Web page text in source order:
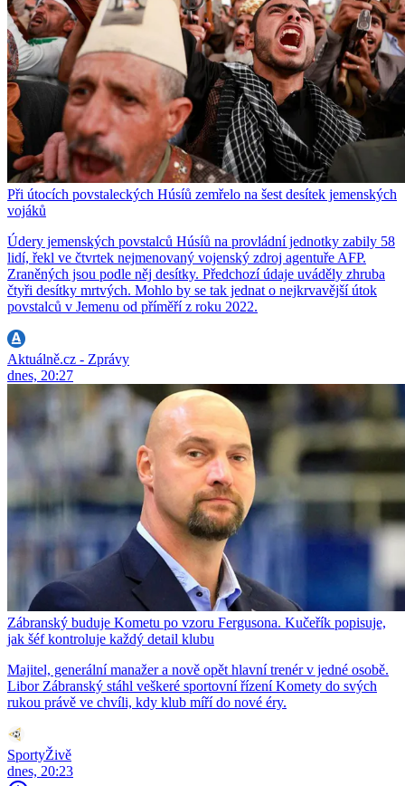
Při útocích povstaleckých Húsíů zemřelo na šest desítek jemenských
vojáků
Údery jemenských povstalců Húsíů na provládní jednotky zabily 58
lidí, řekl ve čtvrtek nejmenovaný vojenský zdroj agentuře AFP.
Zraněných jsou podle něj desítky. Předchozí údaje uváděly zhruba
čtyři desítky mrtvých. Mohlo by se tak jednat o nejkrvavější útok
povstalců v Jemenu od příměří z roku 2022.
Aktuálně.cz - Zprávy
dnes, 20:27
Zábranský buduje Kometu po vzoru Fergusona. Kučeřík popisuje,
jak šéf kontroluje každý detail klubu
Majitel, generální manažer a nově opět hlavní trenér v jedné osobě.
Libor Zábranský stáhl veškeré sportovní řízení Komety do svých
rukou právě ve chvíli, kdy klub míří do nové éry.
SportyŽivě
dnes, 20:23